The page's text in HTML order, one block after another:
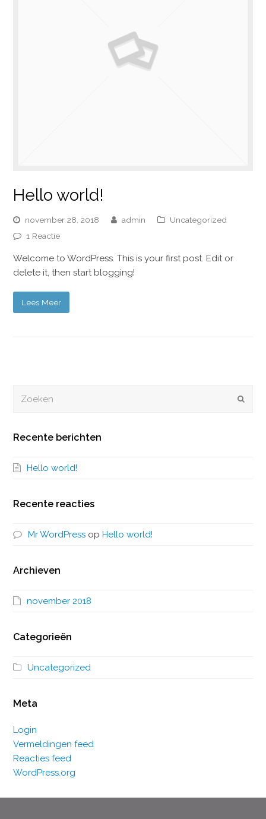
Hello world!
november 28, 2018 admin
Uncategorized
1 Reactie
Welcome to WordPress. This is your first post. Edit or
delete it, then start blogging!
Lees Meer
Recente berichten
Hello world!
Recente reacties
Mr WordPress opHello world!
Archieven
november 2018
Categorieën
Uncategorized
Meta
Login
Vermeldingen feed
Reacties feed
WordPress.org